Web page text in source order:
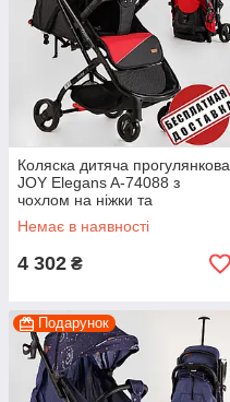
Коляска дитяча прогулянкова
JOY Elegans A-74088 з
чохлом на ніжки та
підсклянником, з
алюмінієвою рамою
Немає в наявності
4 302 ₴
Подарунок